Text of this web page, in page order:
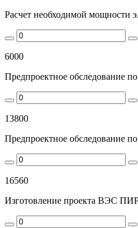
Расчет необходимой мощности
6000
Предпроектное
13800
Предпроектное
16560
Изготовление проекта ВЭС